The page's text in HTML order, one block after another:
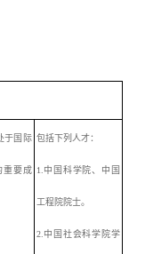
于国际
重要成
包括下列人才：
1.中国科学院、中国
工程院院士。
2.中国社会科学院学